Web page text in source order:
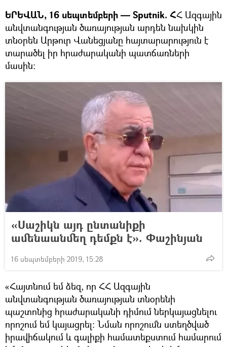
ԵՐԵՎԱՆ, 16 սեպտեմբերի — Sputnik. ՀՀ Ազգային
անվտանգության ծառայության արդեն նախկին
տնօրեն Արթուր Վանեցյանը հայտարարություն է
տարածել իր հրաժարականի պատճառների
մասին։
«Սաշիկն այդ ընտանիքի
ամենաանմեղ դեմքն է». Փաշինյան
16 սեպտեմբերի 2019, 15:28
«Հայտնում եմ ձեզ, որ ՀՀ Ազգային
անվտանգության ծառայության տնօրենի
պաշտոնից հրաժարականի դիմում ներկայացնելու
որոշում եմ կայացրել։ Նման որոշումն ստեղծված
իրավիճակում և գալիքի համատեքստում համարում